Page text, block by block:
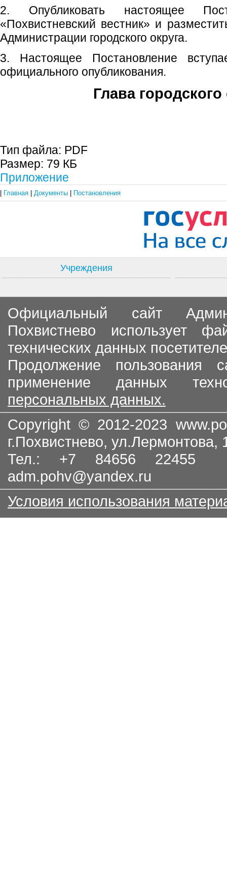
2. Опубликовать настоящее
«Похвистневский вестник» и
Администрации городского округа.
3. Настоящее Постановление
официального опубликования.
Глава городского
Тип файла: PDF
Размер: 79 КБ
Приложение
Главная Документы Постановления
Учреждения
Официальный сайт
Похвистнево использует
технических данных
Продолжение пользования
применение данных
персональных данных.
Copyright © 2012-2023
г.Похвистнево, ул.Лермонтова,
Тел.: +7 84656
adm.pohv@yandex.ru
Условия использования